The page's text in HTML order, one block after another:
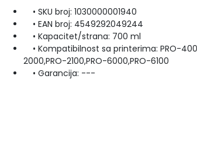
• SKU broj: 1030000001940
• EAN broj: 4549292049244
• Kapacitet/strana: 700 ml
• Kompatibilnost sa printerima: PRO-
2000,PRO-2100,PRO-6000,PRO-6100
• Garancija: ---